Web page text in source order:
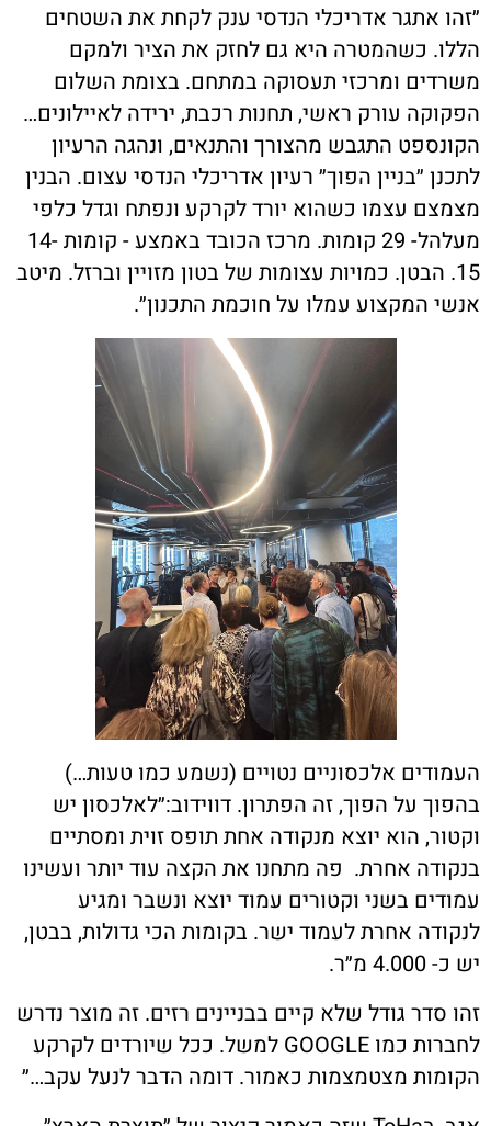
״זהו אתגר אדריכלי הנדסי ענק לקחת את השטחים
הללו. כשהמטרה היא גם לחזק את הציר ולמקם
משרדים ומרכזי תעסוקה במתחם. בצומת השלום
הפקוקה עורק ראשי, תחנות רכבת, ירידה לאיילונים…
הקונספט התגבש מהצורך והתנאים, ונהגה הרעיון
לתכנן ״בניין הפוך״ רעיון אדריכלי הנדסי עצום. הבנין
מצמצם עצמו כשהוא יורד לקרקע ונפתח וגדל כלפי
מעלהל- 29 קומות. מרכז הכובד באמצע - קומות 14-
15. הבטן. כמויות עצומות של בטון מזויין וברזל. מיטב
אנשי המקצוע עמלו על חוכמת התכנון״.
העמודים אלכסוניים נטויים (נשמע כמו טעות…)
בהפוך על הפוך, זה הפתרון. דווידוב:״לאלכסון יש
וקטור, הוא יוצא מנקודה אחת תופס זוית ומסתיים
בנקודה אחרת. פה מתחנו את הקצה עוד יותר ועשינו
עמודים בשני וקטורים עמוד יוצא ונשבר ומגיע
לנקודה אחרת לעמוד ישר. בקומות הכי גדולות, בבטן,
יש כ- 4.000 מ״ר.
זהו סדר גודל שלא קיים בבניינים רזים. זה מוצר נדרש
לחברות כמו GOOGLE למשל. ככל שיורדים לקרקע
הקומות מצטמצמות כאמור. דומה הדבר לנעל עקב…״